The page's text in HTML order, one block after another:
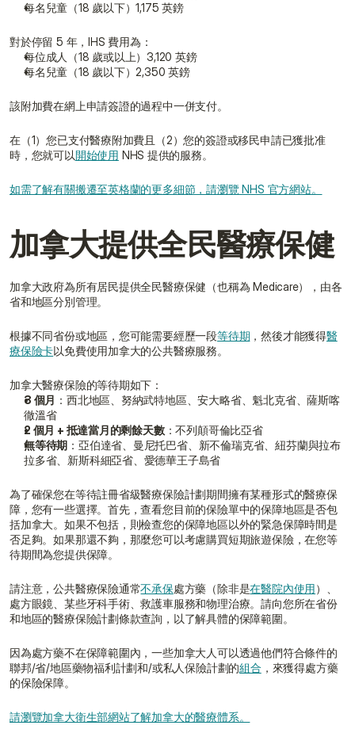
每名兒童（18 歲以下）1,175 英鎊
對於停留 5 年，IHS 費用為：
每位成人（18 歲或以上）3,120 英鎊
每名兒童（18 歲以下）2,350 英鎊
該附加費在網上申請簽證的過程中一併支付。
在（1）您已支付醫療附加費且（2）您的簽證或移民申請已獲批准
時，您就可以開始使用 NHS 提供的服務。
如需了解有關搬遷至英格蘭的更多細節，請瀏覽 NHS 官方網站。
加拿大提供全民醫療保健
加拿大政府為所有居民提供全民醫療保健（也稱為 Medicare），由各
省和地區分別管理。
根據不同省份或地區，您可能需要經歷一段等待期 ，然後才能獲得醫
療保險卡以免費使用加拿大的公共醫療服務。
加拿大醫療保險的等待期如下：
3 個月 ：西北地區、努納武特地區、安大略省、魁北克省、薩斯喀
徹溫省
2 個月 + 抵達當月的剩餘天數：不列顛哥倫比亞省
無等待期 ：亞伯達省、曼尼托巴省、新不倫瑞克省、紐芬蘭與拉布
拉多省、新斯科細亞省、愛德華王子島省
為了確保您在等待註冊省級醫療保險計劃期間擁有某種形式的醫療保
障，您有一些選擇。首先，查看您目前的保險單中的保障地區是否包
括加拿大。如果不包括，則檢查您的保障地區以外的緊急保障時間是
否足夠。如果那還不夠，那麼您可以考慮購買短期旅遊保險，在您等
待期間為您提供保障。
請注意，公共醫療保險通常不承保處方藥（除非是在醫院內使用）、
處方眼鏡、某些牙科手術、救護車服務和物理治療。請向您所在省份
和地區的醫療保險計劃條款查詢，以了解具體的保障範圍。
因為處方藥不在保障範圍內，一些加拿大人可以透過他們符合條件的
聯邦/省/地區藥物福利計劃和/或私人保險計劃的組合 ，來獲得處方藥
的保險保障。
請瀏覽加拿大衛生部網站了解加拿大的醫療體系。